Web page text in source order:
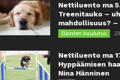
Nettiluento ma
Treenitauko –
mahdollisuus? –
Eläinten koulutus
Nettiluento ma
Hyppäämisen
Nina Hänninen